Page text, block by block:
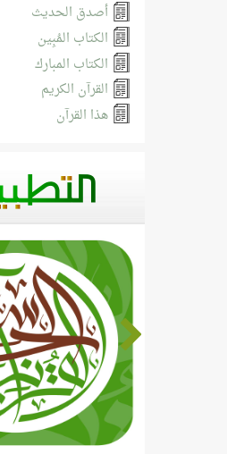
أصدق الحديث
الكتاب المُبِين
الكتاب المبارك
القرآن الكريم
هذا القرآن